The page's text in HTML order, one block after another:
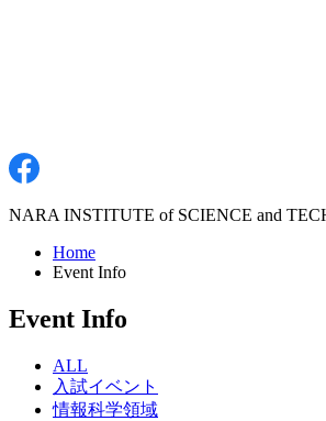
NARA INSTITUTE of SCIENCE and
Home
Event Info
Event Info
ALL
入試イベント
情報科学領域